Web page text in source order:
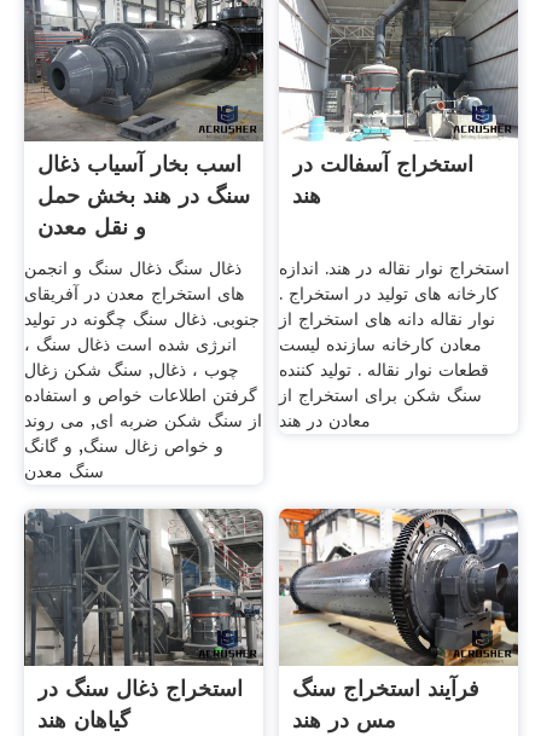
اسب بخار آسیاب ذغال
سنگ در هند بخش حمل
و نقل معدن
ذغال سنگ ذغال سنگ و انجمن
های استخراج معدن در آفریقای
جنوبی. ذغال سنگ چگونه در تولید
انرژی شده است ذغال سنگ ،
چوب ، ذغال, سنگ شکن زغال
گرفتن اطلاعات خواص و استفاده
از سنگ شکن ضربه ای, می روند
و خواص زغال سنگ, و گانگ
سنگ معدن
استخراج آسفالت در
هند
استخراج نوار نقاله در هند. اندازه
کارخانه های تولید در استخراج .
نوار نقاله دانه های استخراج از
معادن کارخانه سازنده لیست
قطعات نوار نقاله . تولید کننده
سنگ شکن برای استخراج از
معادن در هند
استخراج ذغال سنگ در
گیاهان هند
فرآیند استخراج سنگ
مس در هند